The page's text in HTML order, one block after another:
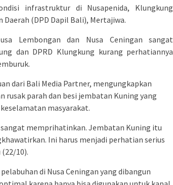
infrastruktur di Nusapenida, Klungkung
(DPD Dapil Bali), Mertajiwa.
Lembongan dan Nusa Ceningan sangat
dan DPRD Klungkung kurang perhatiannya
dari Bali Media Partner, mengungkapkan
parah dan besi jembatan Kuning yang
masyarakat.
memprihatinkan. Jembatan Kuning itu
Ini harus menjadi perhatian serius
10).
di Nusa Ceningan yang dibangun